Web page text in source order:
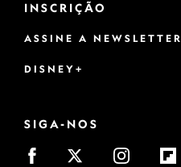
INSCRIÇÃO
ASSINE A NEWSLETTER
DISNEY+
SIGA-NOS